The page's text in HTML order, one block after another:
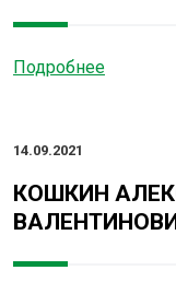
Подробнее
14.09.2021
КОШКИН